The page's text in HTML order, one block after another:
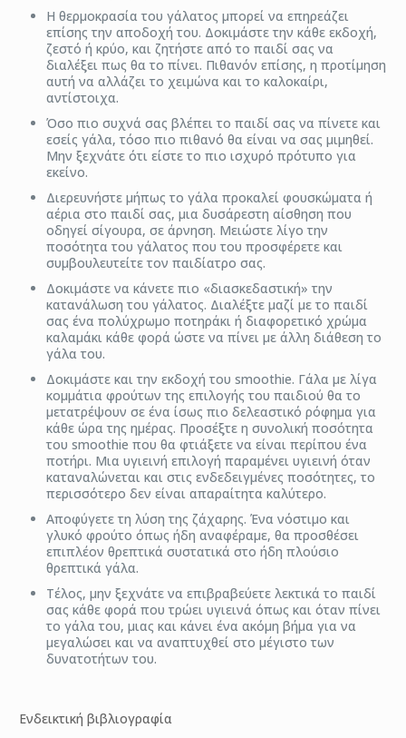
Η θερμοκρασία του γάλατος μπορεί να επηρεάζει
επίσης την αποδοχή του. Δοκιμάστε την κάθε εκδοχή,
ζεστό ή κρύο, και ζητήστε από το παιδί σας να
διαλέξει πως θα το πίνει. Πιθανόν επίσης, η προτίμηση
αυτή να αλλάζει το χειμώνα και το καλοκαίρι,
αντίστοιχα.
Όσο πιο συχνά σας βλέπει το παιδί σας να πίνετε και
εσείς γάλα, τόσο πιο πιθανό θα είναι να σας μιμηθεί.
Μην ξεχνάτε ότι είστε το πιο ισχυρό πρότυπο για
εκείνο.
Διερευνήστε μήπως το γάλα προκαλεί φουσκώματα ή
αέρια στο παιδί σας, μια δυσάρεστη αίσθηση που
οδηγεί σίγουρα, σε άρνηση. Μειώστε λίγο την
ποσότητα του γάλατος που του προσφέρετε και
συμβουλευτείτε τον παιδίατρο σας.
Δοκιμάστε να κάνετε πιο «διασκεδαστική» την
κατανάλωση του γάλατος. Διαλέξτε μαζί με το παιδί
σας ένα πολύχρωμο ποτηράκι ή διαφορετικό χρώμα
καλαμάκι κάθε φορά ώστε να πίνει με άλλη διάθεση το
γάλα του.
Δοκιμάστε και την εκδοχή του smoothie. Γάλα με λίγα
κομμάτια φρούτων της επιλογής του παιδιού θα το
μετατρέψουν σε ένα ίσως πιο δελεαστικό ρόφημα για
κάθε ώρα της ημέρας. Προσέξτε η συνολική ποσότητα
του smoothie που θα φτιάξετε να είναι περίπου ένα
ποτήρι. Μια υγιεινή επιλογή παραμένει υγιεινή όταν
καταναλώνεται και στις ενδεδειγμένες ποσότητες, το
περισσότερο δεν είναι απαραίτητα καλύτερο.
Αποφύγετε τη λύση της ζάχαρης. Ένα νόστιμο και
γλυκό φρούτο όπως ήδη αναφέραμε, θα προσθέσει
επιπλέον θρεπτικά συστατικά στο ήδη πλούσιο
θρεπτικά γάλα.
Τέλος, μην ξεχνάτε να επιβραβεύετε λεκτικά το παιδί
σας κάθε φορά που τρώει υγιεινά όπως και όταν πίνει
το γάλα του, μιας και κάνει ένα ακόμη βήμα για να
μεγαλώσει και να αναπτυχθεί στο μέγιστο των
δυνατοτήτων του.
Ενδεικτική βιβλιογραφία